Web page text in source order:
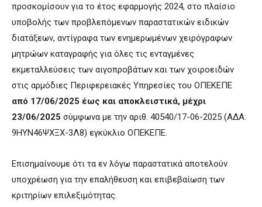
προσκομίσουν για το έτος εφαρμογής 2024, στο πλαίσιο
υποβολής των προβλεπόμενων παραστατικών ειδικών
διατάξεων, αντίγραφα των ενημερωμένων χειρόγραφων
μητρώων καταγραφής για όλες τις ενταγμένες
εκμεταλλεύσεις των αιγοπροβάτων και των χοιροειδών
στις αρμόδιες Περιφερειακές Υπηρεσίες του ΟΠΕΚΕΠΕ
από 17/06/2025 έως και αποκλειστικά, μέχρι
23/06/2025 σύμφωνα με την αριθ. 40540/17-06-2025 (ΑΔΑ:
9ΗΥΝ46ΨΧΞΧ-3Λ8) εγκύκλιο ΟΠΕΚΕΠΕ.
Επισημαίνουμε ότι τα εν λόγω παραστατικά αποτελούν
υποχρέωση για την επαλήθευση και επιβεβαίωση των
κριτηρίων επιλεξιμότητας.